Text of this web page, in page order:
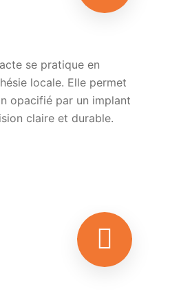
se pratique en
locale. Elle permet
opacifié par un implant
claire et durable.